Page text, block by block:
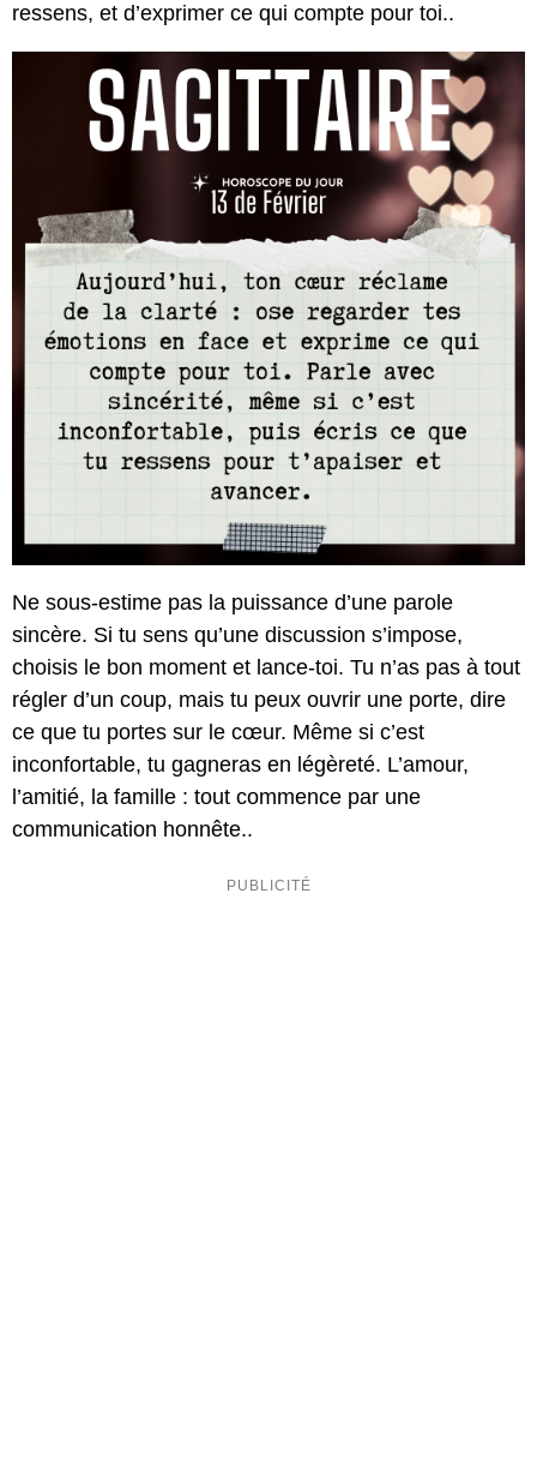
ressens, et d’exprimer ce qui compte pour toi..
Ne sous-estime pas la puissance d’une parole
sincère. Si tu sens qu’une discussion s’impose,
choisis le bon moment et lance-toi. Tu n’as pas à tout
régler d’un coup, mais tu peux ouvrir une porte, dire
ce que tu portes sur le cœur. Même si c’est
inconfortable, tu gagneras en légèreté. L’amour,
l’amitié, la famille : tout commence par une
communication honnête..